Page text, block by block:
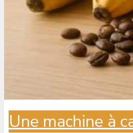
Une machine à